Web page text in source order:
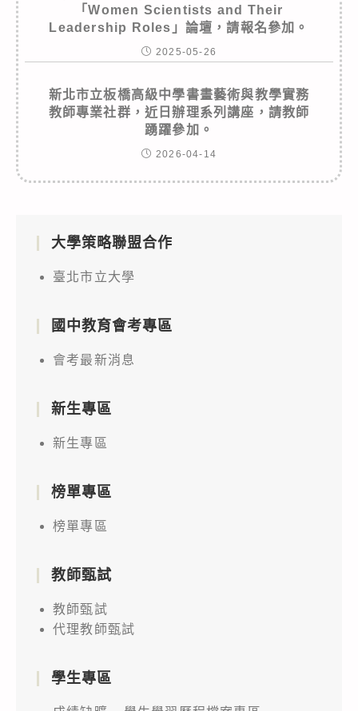
「Women Scientists and Their
Leadership Roles」論壇，請報名參加。
2025-05-26
新北市立板橋高級中學書畫藝術與教學實務
教師專業社群，近日辦理系列講座，請教師
踴躍參加。
2026-04-14
大學策略聯盟合作
臺北市立大學
國中教育會考專區
會考最新消息
新生專區
新生專區
榜單專區
榜單專區
教師甄試
教師甄試
代理教師甄試
學生專區